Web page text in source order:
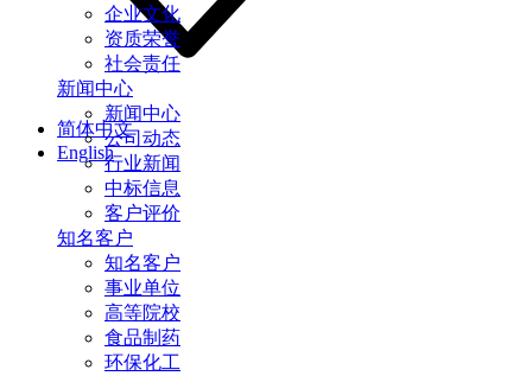
简体中文
English
企业文化
资质荣誉
社会责任
新闻中心
新闻中心
公司动态
行业新闻
中标信息
客户评价
知名客户
知名客户
事业单位
高等院校
食品制药
环保化工